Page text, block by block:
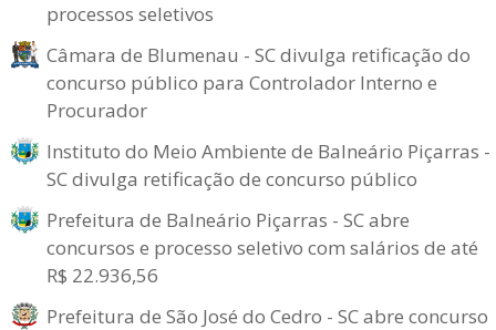
processos seletivos
Câmara de Blumenau - SC divulga retificação do
concurso público para Controlador Interno e
Procurador
Instituto do Meio Ambiente de Balneário Piçarras -
SC divulga retificação de concurso público
Prefeitura de Balneário Piçarras - SC abre
concursos e processo seletivo com salários de até
R$ 22.936,56
Prefeitura de São José do Cedro - SC abre concurso